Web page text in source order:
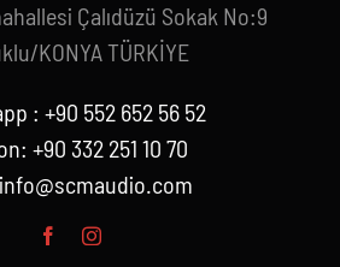
Çalıdüzü Sokak No:9
KONYA TÜRKİYE
: +90 552 652 56 52
+90 332 251 10 70
info@scmaudio.com